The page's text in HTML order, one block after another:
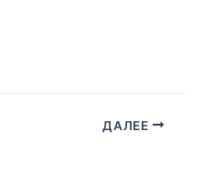
ДАЛЕЕ